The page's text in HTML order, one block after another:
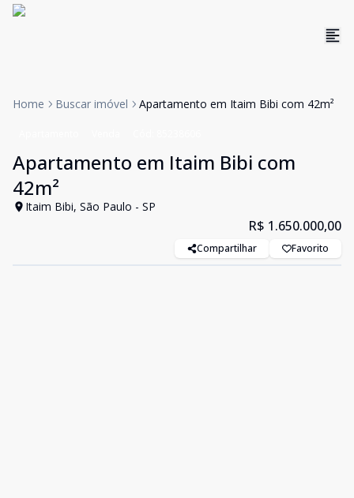
Home Buscar imóvel Apartamento em Itaim Bibi com 42m²
Apartamento em Itaim Bibi com
42m²
Itaim Bibi, São Paulo - SP
R$ 1.650.000,00
Compartilhar Favorito